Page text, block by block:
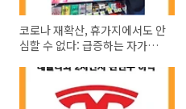
코로나 재확산, 휴가지에서도 안
심할 수 없다: 급증하는 자가진